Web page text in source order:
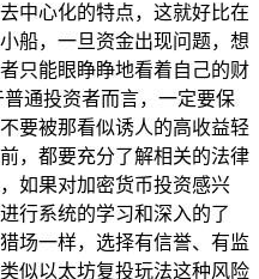
中心化的特点，这就好比在
船，一旦资金出现问题，想
只能眼睁睁地看着自己的财
通投资者而言，一定要保
要被那看似诱人的高收益轻
，都要充分了解相关的法律
如果对加密货币投资感兴
行系统的学习和深入的了
场一样，选择有信誉、有监
似以太坊复投玩法这种风险